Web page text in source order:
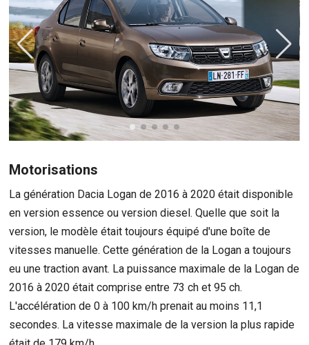
Motorisations
La génération Dacia Logan de 2016 à 2020 était disponible
en version essence ou version diesel. Quelle que soit la
version, le modèle était toujours équipé d'une boîte de
vitesses manuelle. Cette génération de la Logan a toujours
eu une traction avant. La puissance maximale de la Logan de
2016 à 2020 était comprise entre 73 ch et 95 ch.
L'accélération de 0 à 100 km/h prenait au moins 11,1
secondes. La vitesse maximale de la version la plus rapide